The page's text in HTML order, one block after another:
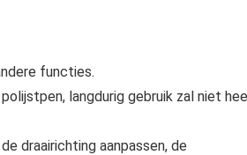
functies.
langdurig gebruik zal niet
draairichting aanpassen, de